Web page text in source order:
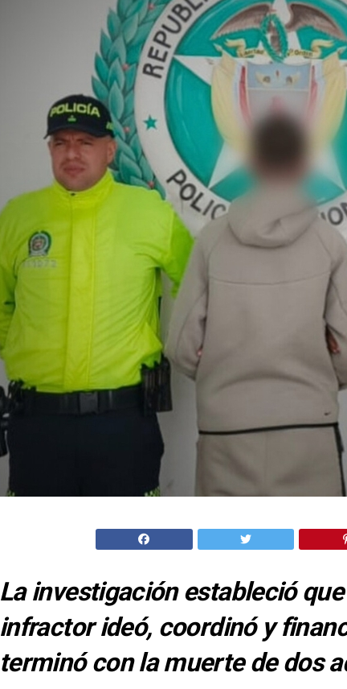
La investigación estableció
infractor ideó, coordinó y
terminó con la muerte de dos